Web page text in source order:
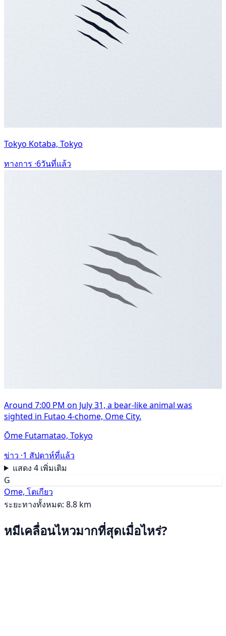
Tokyo Kotaba, Tokyo
ทางการ ·6วันที่แล้ว
Around 7:00 PM on July 31, a bear-like animal was
sighted in Futao 4-chome, Ome City.
Ōme Futamatao, Tokyo
ข่าว ·1 สัปดาห์ที่แล้ว
แสดง 4 เพิ่มเติม
G
Ome, โตเกียว
ระยะทางทั้งหมด: 8.8 km
หมีเคลื่อนไหวมากที่สุดเมื่อไหร่?